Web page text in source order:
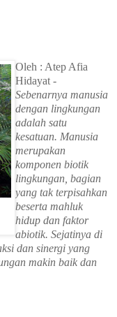
Oleh : Atep Afia
Hidayat -
Sebenarnya manusia
dengan lingkungan
adalah satu
kesatuan. Manusia
merupakan
komponen biotik
lingkungan, bagian
yang tak terpisahkan
beserta mahluk
hidup dan faktor
abiotik. Sejatinya di
dan sinergi yang
makin baik dan